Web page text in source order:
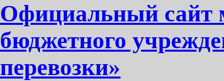
Официальный сайт
бюджетного
перевозки»